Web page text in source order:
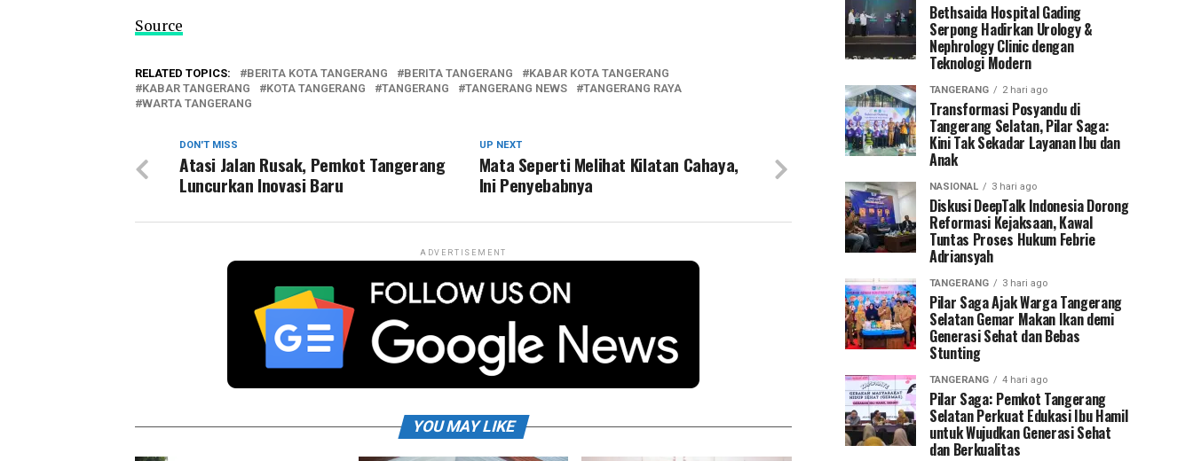
Source
RELATED TOPICS: BERITA KOTA TANGERANG BERITA TANGERANG
KABAR KOTA TANGERANG
KABAR TANGERANG
KOTA TANGERANG TANGERANG TANGERANG NEWS
TANGERANG RAYA
WARTA TANGERANG
UP NEXT
Mata Seperti Melihat Kilatan Cahaya,
Ini Penyebabnya
DON'T MISS
Atasi Jalan Rusak, Pemkot Tangerang
Luncurkan Inovasi Baru
ADVERTISEMENT
YOU MAY LIKE
Bethsaida Hospital Gading
Serpong Hadirkan Urology &
Nephrology Clinic dengan
Teknologi Modern
TANGERANG 2 hari ago
Transformasi Posyandu di
Tangerang Selatan, Pilar Saga:
Kini Tak Sekadar Layanan Ibu dan
Anak
NASIONAL 3 hari ago
Diskusi DeepTalk Indonesia Dorong
Reformasi Kejaksaan, Kawal
Tuntas Proses Hukum Febrie
Adriansyah
TANGERANG 3 hari ago
Pilar Saga Ajak Warga Tangerang
Selatan Gemar Makan Ikan demi
Generasi Sehat dan Bebas
Stunting
TANGERANG 4 hari ago
Pilar Saga: Pemkot Tangerang
Selatan Perkuat Edukasi Ibu Hamil
untuk Wujudkan Generasi Sehat
dan Berkualitas